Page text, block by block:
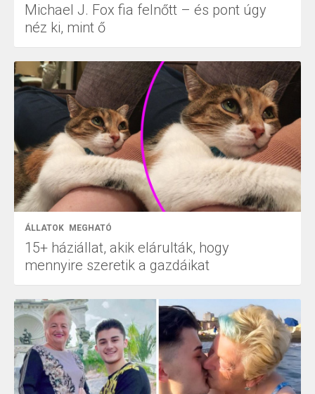
Michael J. Fox fia felnőtt – és pont úgy
néz ki, mint ő
ÁLLATOK MEGHATÓ
15+ háziállat, akik elárulták, hogy
mennyire szeretik a gazdáikat